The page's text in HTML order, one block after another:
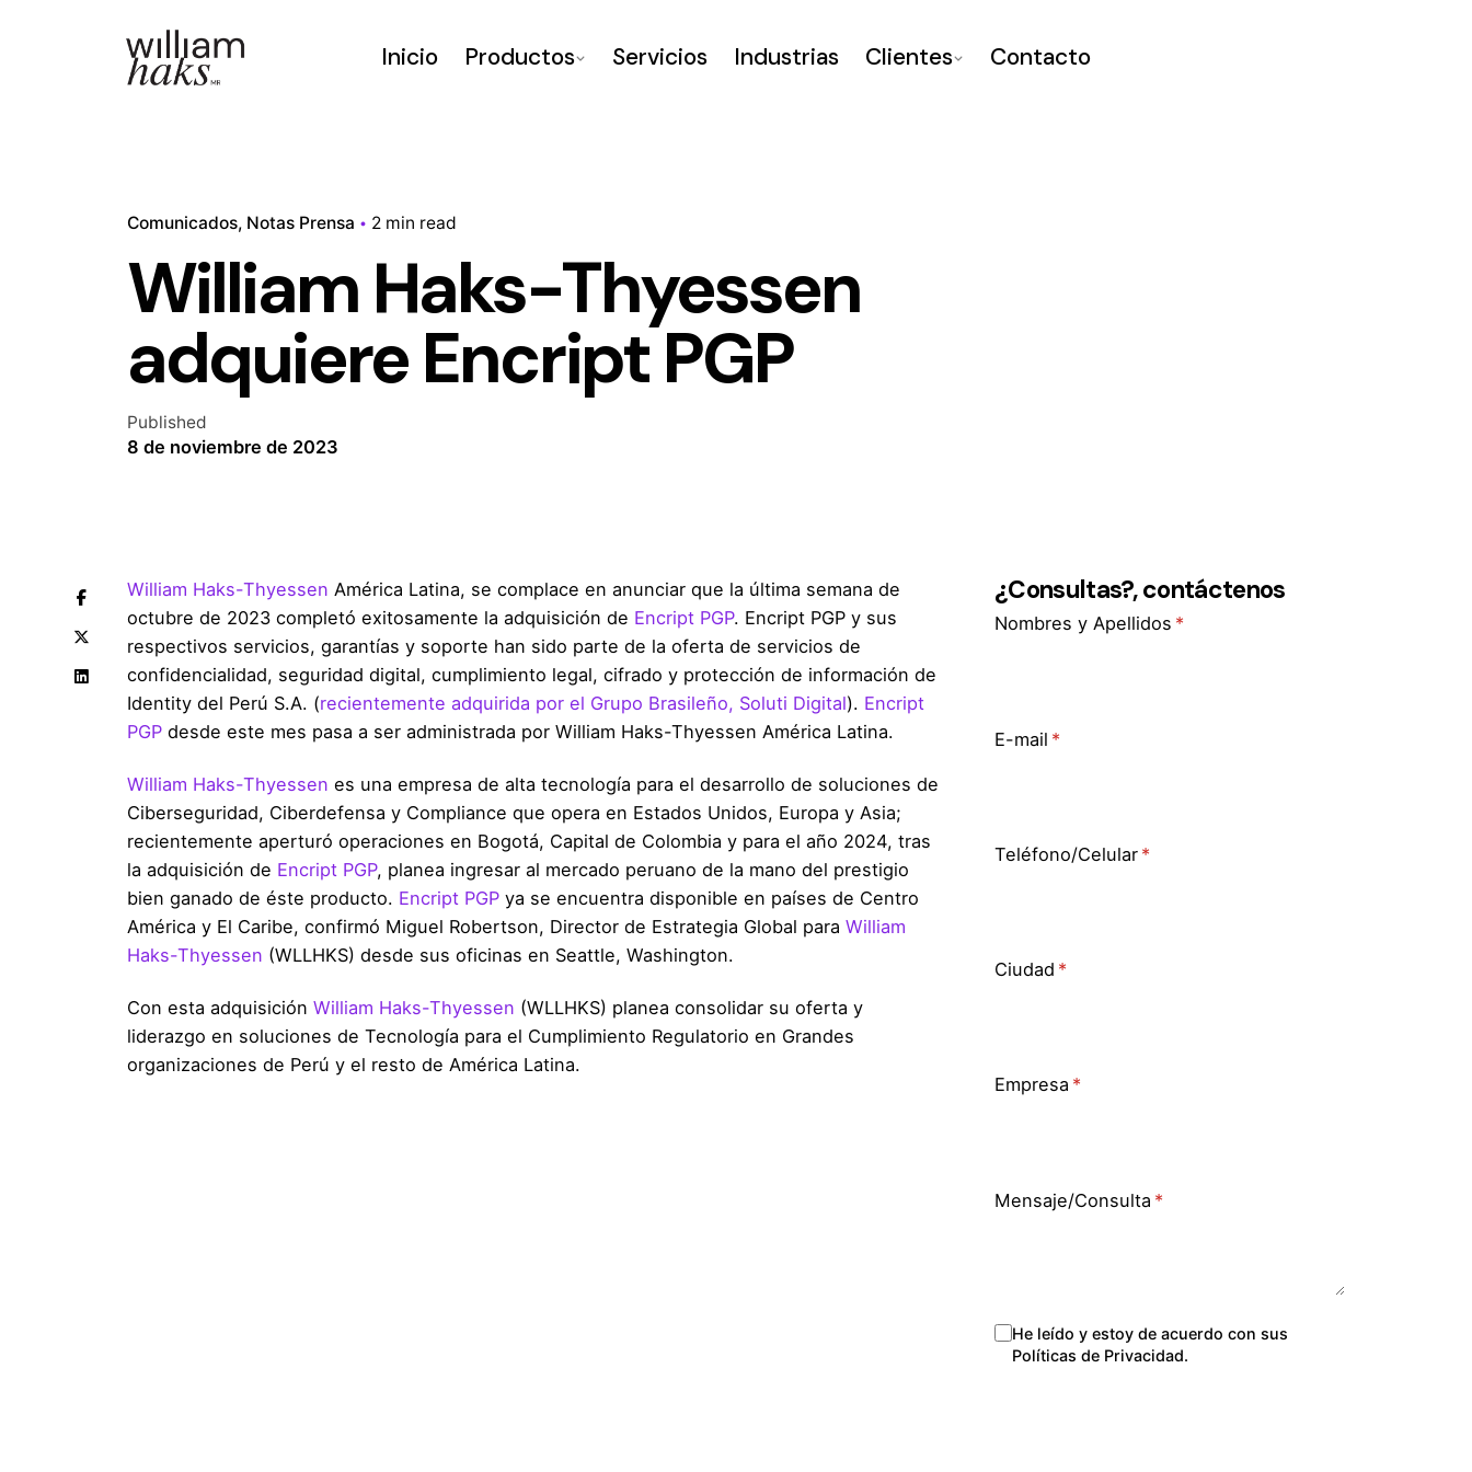
Inicio Productos Servicios Industrias Clientes Contacto
Comunicados Notas Prensa 2 min read
William Haks-Thyessen
adquiere Encript PGP
Published
8 de noviembre de 2023
William Haks-Thyessen América Latina, se complace en anunciar que la última semana de
octubre de 2023 completó exitosamente la adquisición de Encript PGP. Encript PGP y sus
respectivos servicios, garantías y soporte han sido parte de la oferta de servicios de
confidencialidad, seguridad digital, cumplimiento legal, cifrado y protección de información de
Identity del Perú S.A. (recientemente adquirida por el Grupo Brasileño, Soluti Digital). Encript
PGP desde este mes pasa a ser administrada por William Haks-Thyessen América Latina.
William Haks-Thyessen es una empresa de alta tecnología para el desarrollo de soluciones de
Ciberseguridad, Ciberdefensa y Compliance que opera en Estados Unidos, Europa y Asia;
recientemente aperturó operaciones en Bogotá, Capital de Colombia y para el año 2024, tras
la adquisición de Encript PGP, planea ingresar al mercado peruano de la mano del prestigio
bien ganado de éste producto. Encript PGP ya se encuentra disponible en países de Centro
América y El Caribe, confirmó Miguel Robertson, Director de Estrategia Global para William
Haks-Thyessen (WLLHKS) desde sus oficinas en Seattle, Washington.
Con esta adquisición William Haks-Thyessen (WLLHKS) planea consolidar su oferta y
liderazgo en soluciones de Tecnología para el Cumplimiento Regulatorio en Grandes
organizaciones de Perú y el resto de América Latina.
¿Consultas?, contáctenos
Nombres y Apellidos *
(necesario)
E-mail *
(necesario)
Teléfono/​Celular *
(necesario)
Ciudad *
(necesario)
Empresa *
(necesario)
Mensaje/​Consulta *
(necesario)
Políticas de Privacidad*
(necesario)
He leído y estoy de acuerdo con sus
Políticas de Privacidad.